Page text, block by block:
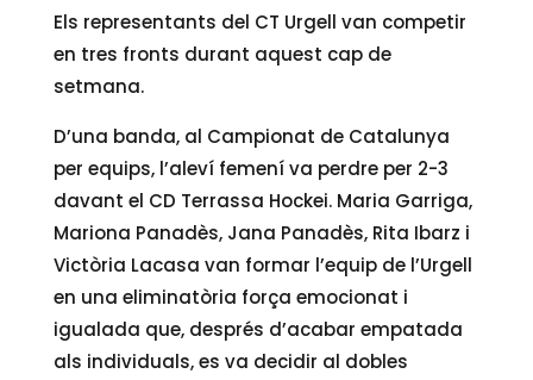
Els representants del CT Urgell van competir
en tres fronts durant aquest cap de
setmana.
D’una banda, al Campionat de Catalunya
per equips, l’aleví femení va perdre per 2-3
davant el CD Terrassa Hockei. Maria Garriga,
Mariona Panadès, Jana Panadès, Rita Ibarz i
Victòria Lacasa van formar l’equip de l’Urgell
en una eliminatòria força emocionat i
igualada que, després d’acabar empatada
als individuals, es va decidir al dobles